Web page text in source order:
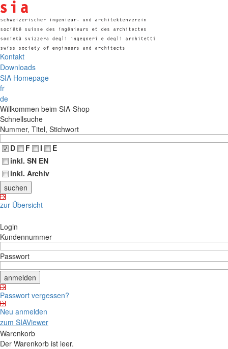
Kontakt
Downloads
SIA Homepage
fr
de
Willkommen beim SIA-Shop
Schnellsuche
Nummer, Titel, Stichwort
D
F I
E
inkl. SN EN
inkl. Archiv
zur Übersicht
Login
Kundennummer
Passwort
Passwort vergessen?
Neu anmelden
zum SIAViewer
Warenkorb
Der Warenkorb ist leer.